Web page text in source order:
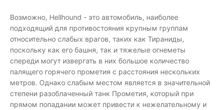
Возможно, Hellhound - это автомобиль, наиболее
подходящий для противостояния крупным группам
относительно слабых врагов, таких как Тираниды,
поскольку как его башня, так и тяжелые огнеметы
спереди могут извергать в них большое количество
палящего горячего прометия с расстояния нескольких
метров. Однако слабым местом является в значительной
степени разоблаченный танк Прометия, который при
прямом попадании может привести к нежелательному и